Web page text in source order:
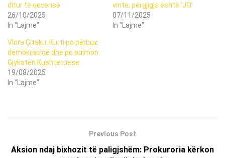
ditur të qeverisë
26/10/2025
In "Lajme"
vinte, përgjigja është ‘JO’
07/11/2025
In "Lajme"
Vlora Çitaku: Kurti po përbuz
demokracinë dhe po sulmon
Gjykatën Kushtetuese
19/08/2025
In "Lajme"
Previous Post
Aksion ndaj bixhozit të paligjshëm: Prokuroria kërkon